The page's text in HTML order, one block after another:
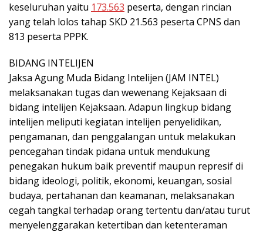
keseluruhan yaitu 173.563 peserta, dengan rincian
yang telah lolos tahap SKD 21.563 peserta CPNS dan
813 peserta PPPK.
BIDANG INTELIJEN
Jaksa Agung Muda Bidang Intelijen (JAM INTEL)
melaksanakan tugas dan wewenang Kejaksaan di
bidang intelijen Kejaksaan. Adapun lingkup bidang
intelijen meliputi kegiatan intelijen penyelidikan,
pengamanan, dan penggalangan untuk melakukan
pencegahan tindak pidana untuk mendukung
penegakan hukum baik preventif maupun represif di
bidang ideologi, politik, ekonomi, keuangan, sosial
budaya, pertahanan dan keamanan, melaksanakan
cegah tangkal terhadap orang tertentu dan/atau turut
menyelenggarakan ketertiban dan ketenteraman